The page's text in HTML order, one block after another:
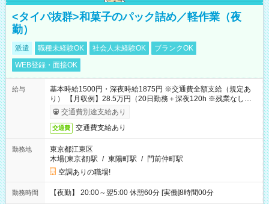
<タイパ抜群>和菓子のパック詰め／軽作業（夜
勤）
派遣 職種未経験OK 社会人未経験OK
ブランクOK
WEB登録・面接OK
給与
基本時給1500円・深夜時給1875円 ※交通費全額支給（規定あ
り） 【月収例】28.5万円（20日勤務＋深夜120h ※残業なしの場
合）交通費別途支給あり
交通費 交通費支給あり
勤務地
東京都江東区
木場(東京都)駅 / 東陽町駅 / 門前仲町駅
空調ありの職場!
勤務時間 【夜勤】 20:00～翌5:00 休憩60分 [実働]8時間00分